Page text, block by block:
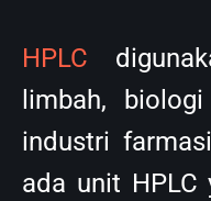
HPLC
limbah,
industri
ada unit HPLC